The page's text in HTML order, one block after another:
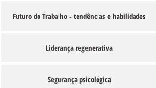
Futuro do Trabalho - tendências e habilidades
Liderança regenerativa
Segurança psicológica